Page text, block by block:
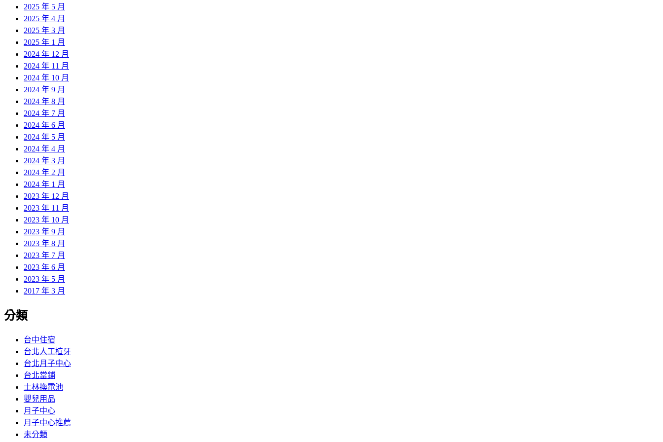
2025 年 5 月
2025 年 4 月
2025 年 3 月
2025 年 1 月
2024 年 12 月
2024 年 11 月
2024 年 10 月
2024 年 9 月
2024 年 8 月
2024 年 7 月
2024 年 6 月
2024 年 5 月
2024 年 4 月
2024 年 3 月
2024 年 2 月
2024 年 1 月
2023 年 12 月
2023 年 11 月
2023 年 10 月
2023 年 9 月
2023 年 8 月
2023 年 7 月
2023 年 6 月
2023 年 5 月
2017 年 3 月
分類
台中住宿
台北人工植牙
台北月子中心
台北當鋪
士林換電池
嬰兒用品
月子中心
月子中心推薦
未分類